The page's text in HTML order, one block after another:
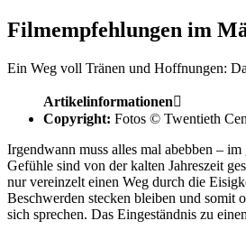
Filmempfehlungen im
Ein Weg voll Tränen und Hoffnungen:
Artikelinformationen
Copyright: Fotos © Twentieth
Irgendwann muss alles mal abebben –
Gefühle sind von der kalten Jahreszeit
nur vereinzelt einen Weg durch die
Beschwerden stecken bleiben und somit
sich sprechen. Das Eingeständnis zu